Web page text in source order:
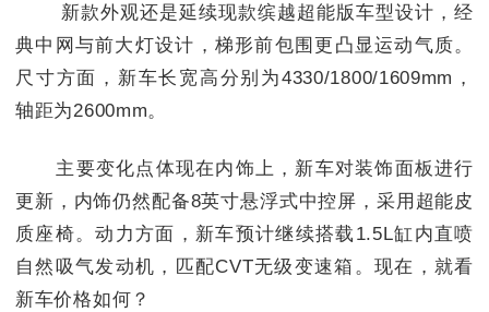
新款外观还是延续现款缤越超能版车型设计，经
典中网与前大灯设计，梯形前包围更凸显运动气质。
尺寸方面，新车长宽高分别为4330/1800/1609mm，
轴距为2600mm。
主要变化点体现在内饰上，新车对装饰面板进行
更新，内饰仍然配备8英寸悬浮式中控屏，采用超能皮
质座椅。动力方面，新车预计继续搭载1.5L缸内直喷
自然吸气发动机，匹配CVT无级变速箱。现在，就看
新车价格如何？